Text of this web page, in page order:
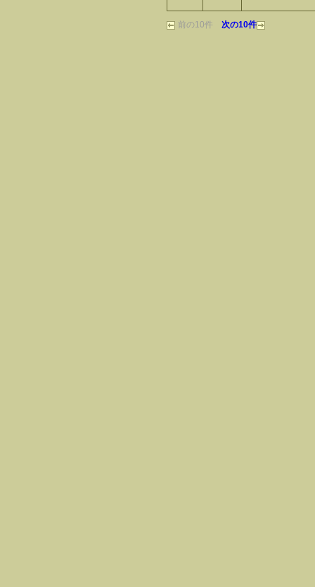
前の10件 次の10件